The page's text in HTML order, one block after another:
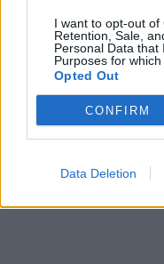
I want to opt-out of
Retention, Sale,
Personal Data that
Purposes for which
Opted Out
CONFIRM
Data Deletion
προτιμότερο από το
καλύτερα από τη μέση
καλό ξέβγαλμα βοηθά
βαραίνουν την τρίχα.